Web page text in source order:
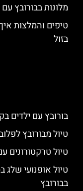
מלונות בבורובץ
טיפים והמלצות
בזול
בורובץ עם ילדים
טיול מבורובץ
טיול טרקטורונים
טיול אופנועי
בבורובץ